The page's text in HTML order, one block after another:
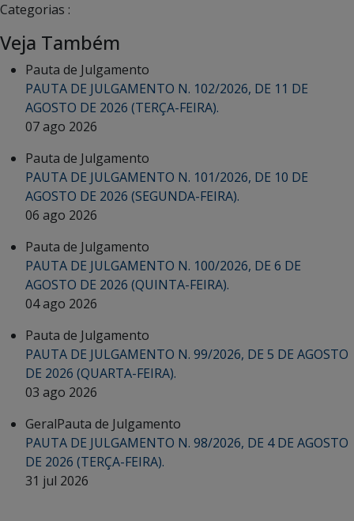
Categorias :
Veja Também
Pauta de Julgamento
PAUTA DE JULGAMENTO N. 102/2026, DE 11 DE
AGOSTO DE 2026 (TERÇA-FEIRA).
07 ago 2026
Pauta de Julgamento
PAUTA DE JULGAMENTO N. 101/2026, DE 10 DE
AGOSTO DE 2026 (SEGUNDA-FEIRA).
06 ago 2026
Pauta de Julgamento
PAUTA DE JULGAMENTO N. 100/2026, DE 6 DE
AGOSTO DE 2026 (QUINTA-FEIRA).
04 ago 2026
Pauta de Julgamento
PAUTA DE JULGAMENTO N. 99/2026, DE 5 DE AGOSTO
DE 2026 (QUARTA-FEIRA).
03 ago 2026
GeralPauta de Julgamento
PAUTA DE JULGAMENTO N. 98/2026, DE 4 DE AGOSTO
DE 2026 (TERÇA-FEIRA).
31 jul 2026